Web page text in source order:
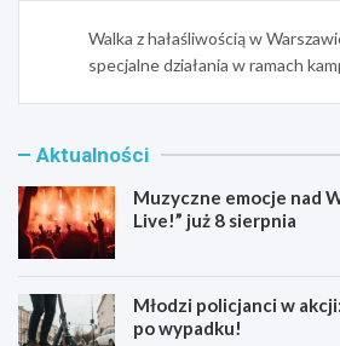
Walka z hałaśliwością w
specjalne działania w ramach
Aktualności
Muzyczne emocje nad
Live!” już 8 sierpnia
Młodzi policjanci w
po wypadku!